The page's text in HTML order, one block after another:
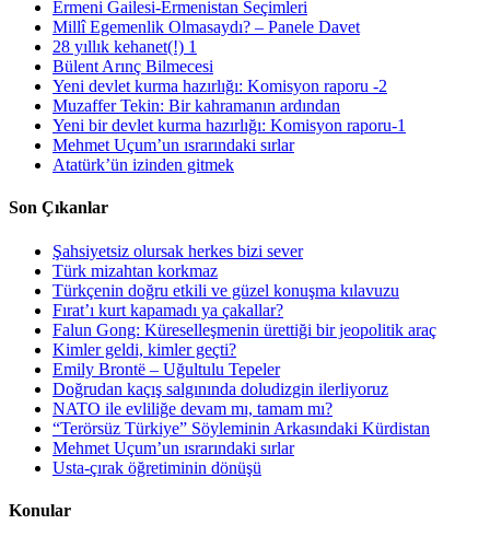
Ermeni Gailesi-Ermenistan Seçimleri
Millî Egemenlik Olmasaydı? – Panele Davet
28 yıllık kehanet(!) 1
Bülent Arınç Bilmecesi
Yeni devlet kurma hazırlığı: Komisyon raporu -2
Muzaffer Tekin: Bir kahramanın ardından
Yeni bir devlet kurma hazırlığı: Komisyon raporu-1
Mehmet Uçum’un ısrarındaki sırlar
Atatürk’ün izinden gitmek
Son Çıkanlar
Şahsiyetsiz olursak herkes bizi sever
Türk mizahtan korkmaz
Türkçenin doğru etkili ve güzel konuşma kılavuzu
Fırat’ı kurt kapamadı ya çakallar?
Falun Gong: Küreselleşmenin ürettiği bir jeopolitik araç
Kimler geldi, kimler geçti?
Emily Brontë – Uğultulu Tepeler
Doğrudan kaçış salgınında doludizgin ilerliyoruz
NATO ile evliliğe devam mı, tamam mı?
“Terörsüz Türkiye” Söyleminin Arkasındaki Kürdistan
Mehmet Uçum’un ısrarındaki sırlar
Usta-çırak öğretiminin dönüşü
Konular